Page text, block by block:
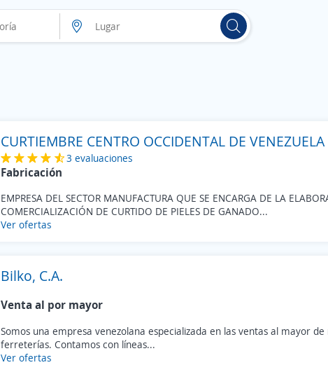
CURTIEMBRE CENTRO OCCIDENTAL DE VENEZUELA
3 evaluaciones
Fabricación
EMPRESA DEL SECTOR MANUFACTURA QUE SE ENCARGA DE LA
COMERCIALIZACIÓN DE CURTIDO DE PIELES DE GANADO...
Ver ofertas
Bilko, C.A.
Venta al por mayor
Somos una empresa venezolana especializada en las ventas al mayor
ferreterías. Contamos con líneas...
Ver ofertas